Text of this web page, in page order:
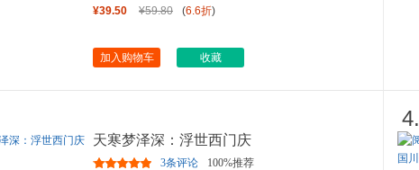
¥39.50
¥59.80 (6.6折)
加入购物车 收藏
天寒梦泽深：浮世西门庆
3条评论
100%推荐
4.